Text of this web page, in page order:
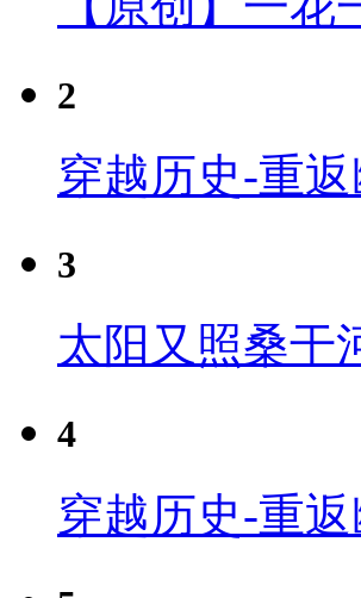
2
穿越历史-重
3
太阳又照桑干
4
穿越历史-重